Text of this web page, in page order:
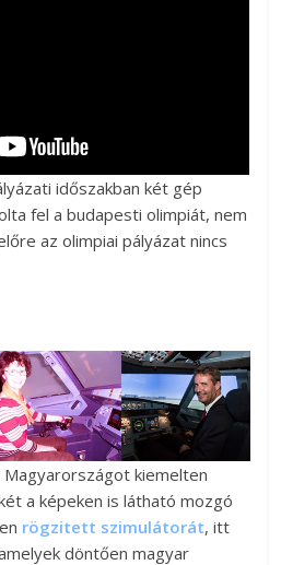
időszakban két gép
fel a budapesti olimpiát, nem
az olimpiai pályázat nincs
kiemelten
a képeken is látható mozgó
rögzitett szimulátorát, itt
döntően magyar